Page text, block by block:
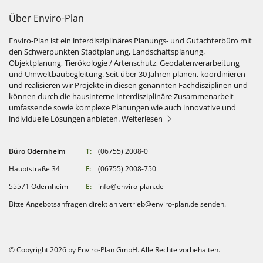
Über Enviro-Plan
Enviro-Plan ist ein interdisziplinäres Planungs- und Gutachterbüro mit
den Schwerpunkten Stadtplanung, Landschaftsplanung,
Objektplanung, Tierökologie / Artenschutz, Geodatenverarbeitung
und Umweltbaubegleitung. Seit über 30 Jahren planen, koordinieren
und realisieren wir Projekte in diesen genannten Fachdisziplinen und
können durch die hausinterne interdisziplinäre Zusammenarbeit
umfassende sowie komplexe Planungen wie auch innovative und
individuelle Lösungen anbieten.Weiterlesen : Über Enviro-Plan
Büro Odernheim
Hauptstraße 34
55571 Odernheim
T:
(06755) 2008-0
F:
(06755) 2008-750
E:
info@enviro-plan.de
Bitte Angebotsanfragen direkt anvertrieb@enviro-plan.de senden.
© Copyright 2026 by Enviro-Plan GmbH. Alle Rechte vorbehalten.